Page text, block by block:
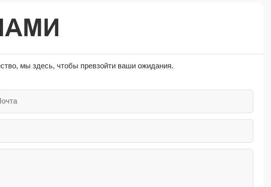
мы здесь, чтобы превзойти ваши ожидания.